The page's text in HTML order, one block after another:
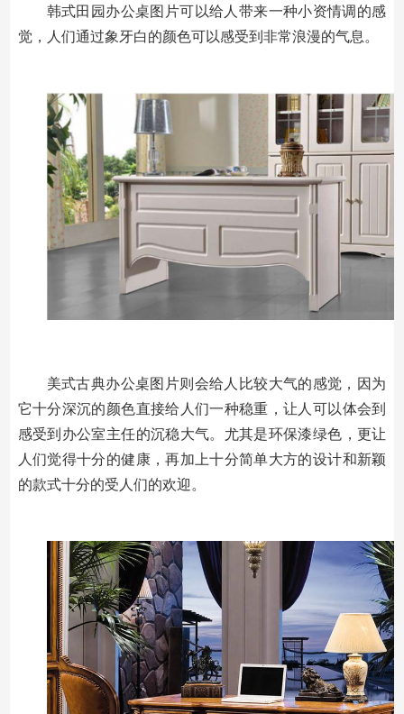
韩式田园办公桌图片可以给人带来一种小资情调的感
觉，人们通过象牙白的颜色可以感受到非常浪漫的气息。
美式古典办公桌图片则会给人比较大气的感觉，因为
它十分深沉的颜色直接给人们一种稳重，让人可以体会到
感受到办公室主任的沉稳大气。尤其是环保漆绿色，更让
人们觉得十分的健康，再加上十分简单大方的设计和新颖
的款式十分的受人们的欢迎。